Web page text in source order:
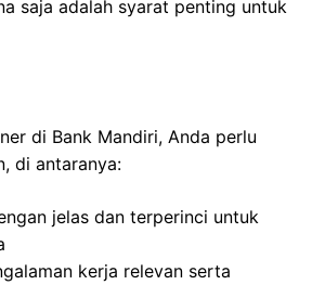
saja adalah syarat penting untuk
di Bank Mandiri, Anda perlu
di antaranya:
jelas dan terperinci untuk
kerja relevan serta